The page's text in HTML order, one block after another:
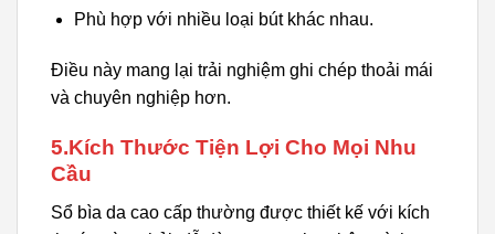
Phù hợp với nhiều loại bút khác nhau.
Điều này mang lại trải nghiệm ghi chép thoải mái
và chuyên nghiệp hơn.
5.Kích Thước Tiện Lợi Cho Mọi Nhu
Cầu
Sổ bìa da cao cấp thường được thiết kế với kích